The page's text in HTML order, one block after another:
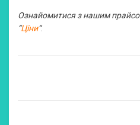
Ознайомитися з нашим
“Ціни“.